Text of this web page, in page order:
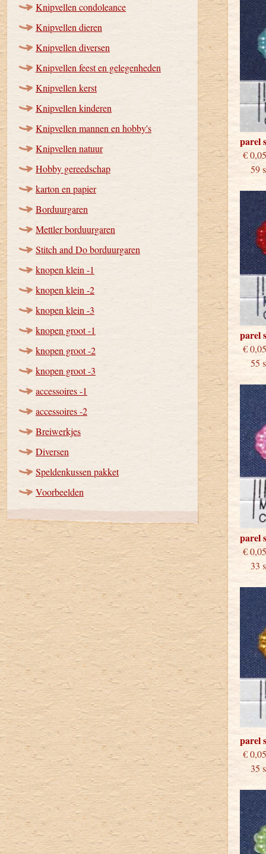
Knipvellen condoleance
Knipvellen dieren
Knipvellen diversen
Knipvellen feest en gelegenheden
Knipvellen kerst
Knipvellen kinderen
Knipvellen mannen en hobby's
Knipvellen natuur
Hobby gereedschap
karton en papier
Borduurgaren
Mettler borduurgaren
Stitch and Do borduurgaren
knopen klein -1
knopen klein -2
knopen klein -3
knopen groot -1
knopen groot -2
knopen groot -3
accessoires -1
accessoires -2
Breiwerkjes
Diversen
Speldenkussen pakket
Voorbeelden
parel
59
parel
55
parel
33
parel
35